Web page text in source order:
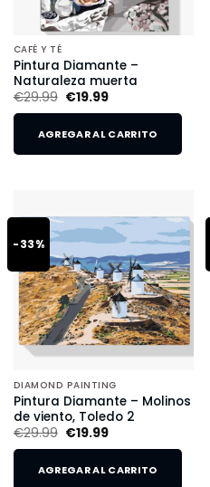
CAFÉ Y TÉ
Pintura Diamante –
Naturaleza muerta
€29.99 €19.99
AGREGAR AL CARRITO
-33%
DIAMOND PAINTING
Pintura Diamante – Molinos
de viento, Toledo 2
€29.99 €19.99
AGREGAR AL CARRITO